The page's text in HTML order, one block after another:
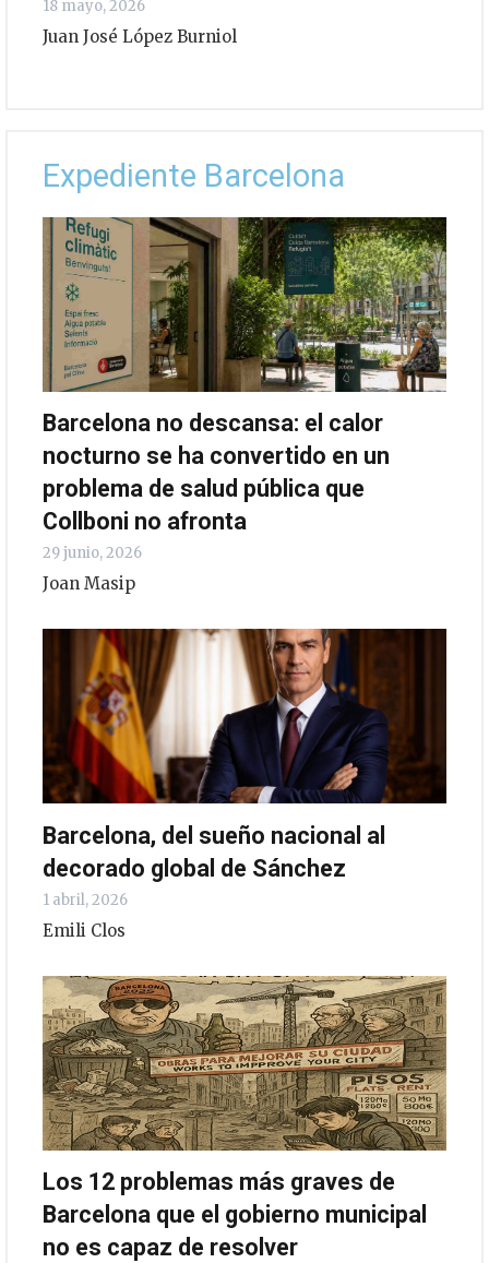
18 mayo, 2026
Juan José López Burniol
Expediente Barcelona
Barcelona no descansa: el calor
nocturno se ha convertido en un
problema de salud pública que
Collboni no afronta
29 junio, 2026
Joan Masip
Barcelona, ​​del sueño nacional al
decorado global de Sánchez
1 abril, 2026
Emili Clos
Los 12 problemas más graves de
Barcelona que el gobierno municipal
no es capaz de resolver